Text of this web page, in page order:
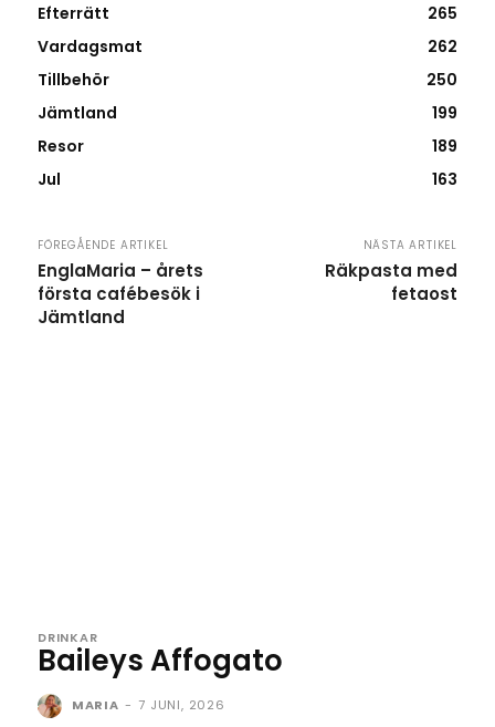
Efterrätt
265
Vardagsmat
262
Tillbehör
250
Jämtland
199
Resor
189
Jul
163
FÖREGÅENDE ARTIKEL
EnglaMaria – årets
första cafébesök i
Jämtland
NÄSTA ARTIKEL
Räkpasta med
fetaost
DRINKAR
Baileys Affogato
MARIA - 7 JUNI, 2026